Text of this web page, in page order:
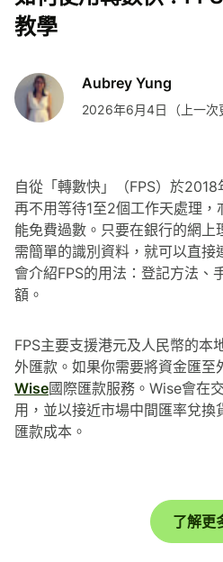
教學
Aubrey Yung
2026年6月4日（上一次
自從「轉數快」（FPS）於
再不用等待1至2個工作天處理
能免費過數。只要在銀行的網上
需簡單的識別資料，就可以直
會介紹FPS的用法：登記方法、
額。
FPS主要支援港元及人民幣的本
外匯款。如果你需要將資金匯至
Wise國際匯款服務。Wise會在
用，並以接近市場中間匯率兌
匯款成本。
了解更